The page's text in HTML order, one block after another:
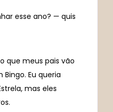
esse ano? — quis
que meus pais vão
Eu queria
mas eles